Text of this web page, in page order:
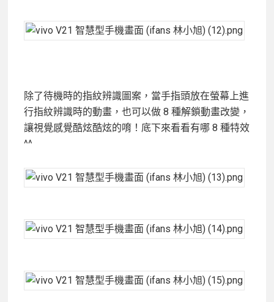
除了待機時的指紋辨識圖案，當手指頭放在螢幕上進
行指紋辨識時的動畫，也可以做 8 種解鎖動畫改變，
讓視覺感覺酷炫酷炫的唷！底下來看看有哪 8 種特效
^^